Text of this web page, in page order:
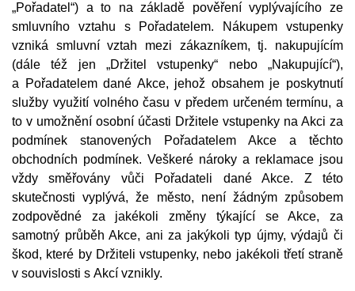
„Pořadatel“) a to na základě pověření vyplývajícího ze
smluvního vztahu s Pořadatelem. Nákupem vstupenky
vzniká smluvní vztah mezi zákazníkem, tj. nakupujícím
(dále též jen „Držitel vstupenky“ nebo „Nakupující“),
a Pořadatelem dané Akce, jehož obsahem je poskytnutí
služby využití volného času v předem určeném termínu, a
to v umožnění osobní účasti Držitele vstupenky na Akci za
podmínek stanovených Pořadatelem Akce a těchto
obchodních podmínek. Veškeré nároky a reklamace jsou
vždy směřovány vůči Pořadateli dané Akce. Z této
skutečnosti vyplývá, že město, není žádným způsobem
zodpovědné za jakékoli změny týkající se Akce, za
samotný průběh Akce, ani za jakýkoli typ újmy, výdajů či
škod, které by Držiteli vstupenky, nebo jakékoli třetí straně
v souvislosti s Akcí vznikly.